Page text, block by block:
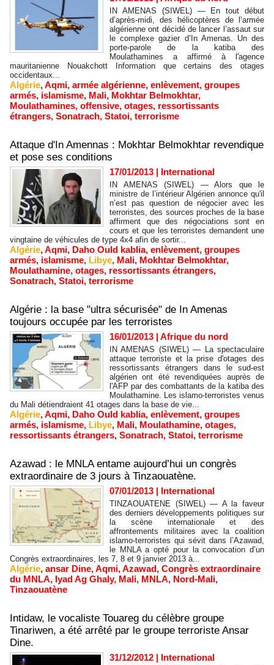
IN AMENAS (SIWEL) — En tout début
d’après-midi, des hélicoptères de l’armée
algérienne ont décidé de lancer l’assaut sur
le complexe gazier d’In Amenas. Un des
porte-parole de la katiba des
Moulathamines a affirmé à l'agence
mauritanienne Nouakchott Information que certains des otages
occidentaux...
Algérie,Aqmi, armée algérienne, enlèvement, groupes
armés, islamisme, Mali, Mokhtar Belmokhtar,
Moulathamines, offensive, otages, ressortissants
étrangers, Sonatrach, Statoi, terrorisme
Attaque d'In Amennas : Mokhtar Belmokhtar revendique
et pose ses conditions
17/01/2013 | International
IN AMENAS (SIWEL) — Alors que le
ministre de l’intérieur Algérien annonce qu'il
n’est pas question de négocier avec les
terroristes, des sources proches de la base
affirment que des négociations sont en
cours et que les terroristes demandent une
vingtaine de véhicules de type 4x4 afin de sortir...
Algérie,Aqmi, Daho Ould kablia, enlèvement, groupes
armés, islamisme, Libye, Mali, Mokhtar Belmokhtar,
Moulathamine, otages, ressortissants étrangers,
Sonatrach, Statoi, terrorisme
Algérie : la base "ultra sécurisée" de In Amenas
toujours occupée par les terroristes
16/01/2013 | Afrique du nord
IN AMENAS (SIWEL) — La spectaculaire
attaque terroriste et la prise d'otages des
ressortissants étrangers dans le sud-est
algérien ont été revendiquées auprès de
l'AFP par des combattants de la katiba des
Moulathamine. Les islamo-terroristes venus
du Mali détiendraient 41 otages dans la base de vie...
Algérie,Aqmi, Daho Ould kablia, enlèvement, groupes
armés, islamisme, Libye, Mali, Moulathamine, otages,
ressortissants étrangers, Sonatrach, Statoi, terrorisme
Azawad : le MNLA entame aujourd’hui un congrès
extraordinaire de 3 jours à Tinzaouatène.
07/01/2013 | International
TINZAOUATENE (SIWEL) — A la faveur
des derniers développements politiques sur
la scène internationale et des
affrontements militaires avec la coalition
islamo-terroristes qui sévit dans l’Azawad,
le MNLA a opté pour la convocation d’un
Congrès extraordinaires, les 7, 8 et 9 janvier 2013 à...
Algérie, ansar Dine,Aqmi,Azawad, Congrès extraordinaire
du MNLA, Iyad Ag Ghaly, Mali, MNLA, Nord-Mali,
Tinzaouatène
Intidaw, le vocaliste Touareg du célèbre groupe
Tinariwen, a été arrêté par le groupe terroriste Ansar
Dine.
31/12/2012 | International